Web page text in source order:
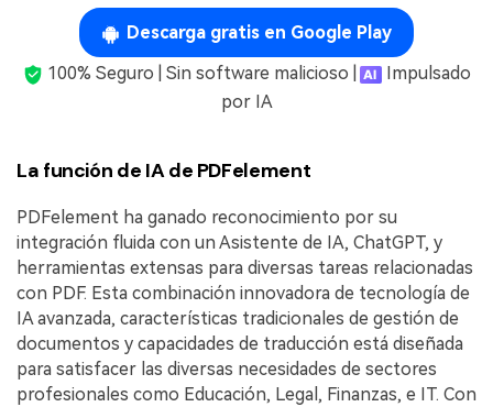
Descarga gratis en Google Play
100% Seguro | Sin software malicioso |
Impulsado
por IA
La función de IA de PDFelement
PDFelement ha ganado reconocimiento por su
integración fluida con un Asistente de IA, ChatGPT, y
herramientas extensas para diversas tareas relacionadas
con PDF. Esta combinación innovadora de tecnología de
IA avanzada, características tradicionales de gestión de
documentos y capacidades de traducción está diseñada
para satisfacer las diversas necesidades de sectores
profesionales como Educación, Legal, Finanzas, e IT. Con